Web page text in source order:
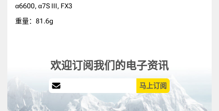
α6600, α7S III, FX3
重量：81.6g
欢迎订阅我们的电子资讯
马上订阅